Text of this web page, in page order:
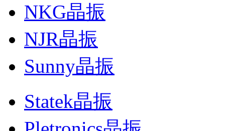
NKG晶振
NJR晶振
Sunny晶振
Statek晶振